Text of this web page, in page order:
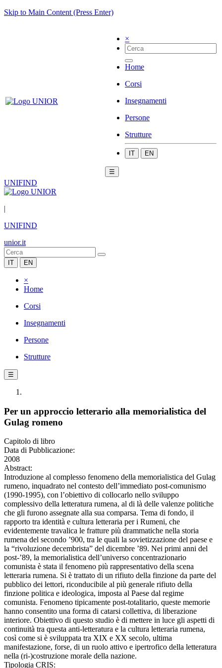
Skip to Main Content (Press Enter)
×
Home
Corsi
Insegnamenti
Persone
Strutture
IT EN
☰
UNIFIND
|
UNIFIND
unior.it
IT EN
×
Home
Corsi
Insegnamenti
Persone
Strutture
☰
Per un approccio letterario alla memorialistica del
Gulag romeno
Capitolo di libro
Data di Pubblicazione:
2008
Abstract:
Introduzione al complesso fenomeno della memorialistica del Gulag
rumeno, inquadrato nel contesto dell’immediato post-comunismo
(1990-1995), con l’obiettivo di collocarlo nello sviluppo
complessivo della letteratura rumena, al di là delle valenze politiche
che gli furono assegnate alla sua comparsa. Tema di fondo, il
rapporto tra identità e cultura letteraria per i Rumeni, che
evidentemente travalica le fratture più drammatiche nella storia
rumena del secondo ’900, tra le quali la sovietizzazione del paese e
la “rivoluzione decembrista” del dicembre ’89. Nei primi anni del
post-’89, la memorialistica dell’universo concentrazionario
comunista è stata il fenomeno più rappresentativo della scena
letteraria rumena. Si è trattato di un rifiuto della finzione da parte del
pubblico dei lettori, riconducibile al più generale rifiuto della
finzione politica e ideologica, imposta al Paese dal regime
comunista. Fenomeno tipicamente post-totalitario, queste memorie
hanno consentito una forma di catarsi collettiva, di liberazione
interiore. Obiettivo di questo studio è di mettere in luce gli aspetti di
continuità tra questa anti-letteratura e la cultura letteraria rumena,
così come si è sviluppata tra XIX e XX secolo, ultima
manifestazione, forse, di un ruolo attivo e ipertrofico della letteratura
nella (ri-)costruzione morale della nazione.
Tipologia CRIS: